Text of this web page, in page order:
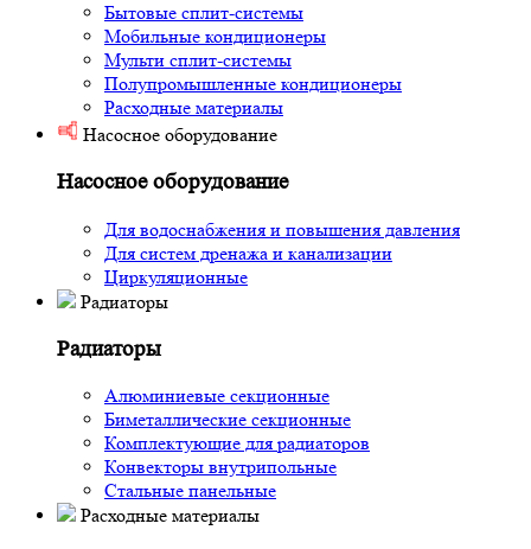
Бытовые сплит-системы
Мобильные кондиционеры
Мульти сплит-системы
Полупромышленные кондиционеры
Расходные материалы
Насосное оборудование
Насосное оборудование
Для водоснабжения и повышения давления
Для систем дренажа и канализации
Циркуляционные
Радиаторы
Радиаторы
Алюминиевые секционные
Биметаллические секционные
Комплектующие для радиаторов
Конвекторы внутрипольные
Стальные панельные
Расходные материалы